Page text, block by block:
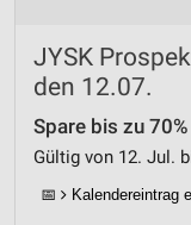
JYSK
den 12.07.
Spare bis zu 70%
Gültig von 12. Jul.
📅 Kalendereintrag